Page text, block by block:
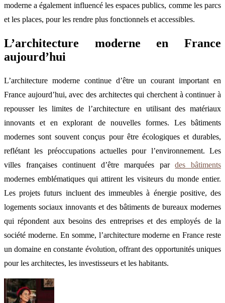
moderne a également influencé les espaces publics, comme les parcs
et les places, pour les rendre plus fonctionnels et accessibles.
L’architecture moderne en France
aujourd’hui
L’architecture moderne continue d’être un courant important en
France aujourd’hui, avec des architectes qui cherchent à continuer à
repousser les limites de l’architecture en utilisant des matériaux
innovants et en explorant de nouvelles formes. Les bâtiments
modernes sont souvent conçus pour être écologiques et durables,
reflétant les préoccupations actuelles pour l’environnement. Les
villes françaises continuent d’être marquées pardes bâtiments
modernes emblématiques qui attirent les visiteurs du monde entier.
Les projets futurs incluent des immeubles à énergie positive, des
logements sociaux innovants et des bâtiments de bureaux modernes
qui répondent aux besoins des entreprises et des employés de la
société moderne. En somme, l’architecture moderne en France reste
un domaine en constante évolution, offrant des opportunités uniques
pour les architectes, les investisseurs et les habitants.